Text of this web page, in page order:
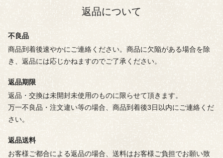
返品について
不良品
商品到着後速やかにご連絡ください。商品に欠陥がある場合を除
き、返品には応じかねますのでご了承ください。
返品期限
返品・交換は未開封未使用のものに限らせて頂きます。
万一不良品・注文違い等の場合、商品到着後3日以内にご連絡くだ
さい。
返品送料
お客様ご都合による返品の場合、送料はお客様ご負担でお願い致